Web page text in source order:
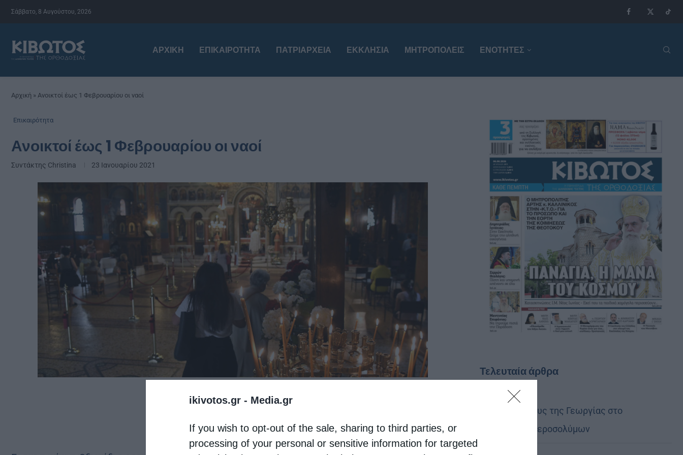
ikivotos.gr - Media.gr
If you wish to opt-out of the sale, sharing to third parties, or
processing of your personal or sensitive information for targeted
Σάββατο, 8 Αυγούστου, 2026
ΑΡΧΙΚΉ ΕΠΙΚΑΙΡΌΤΗΤΑ ΠΑΤΡΙΑΡΧΕΊΑ ΕΚΚΛΗΣΊΑ ΜΗΤΡΟΠΌΛΕΙΣ ΕΝΟΤΗΤΕΣ
Αρχική » Ανοικτοί έως 1 Φεβρουαρίου οι ναοί
Επικαιρότητα
Ανοικτοί έως 1 Φεβρουαρίου οι ναοί
Συντάκτης Christina 23 Ιανουαρίου 2021
Τελευταία άρθρα
Ο νέος Πρέσβυς της Γεωργίας στο
Πατριαρχείο Ιεροσολύμων